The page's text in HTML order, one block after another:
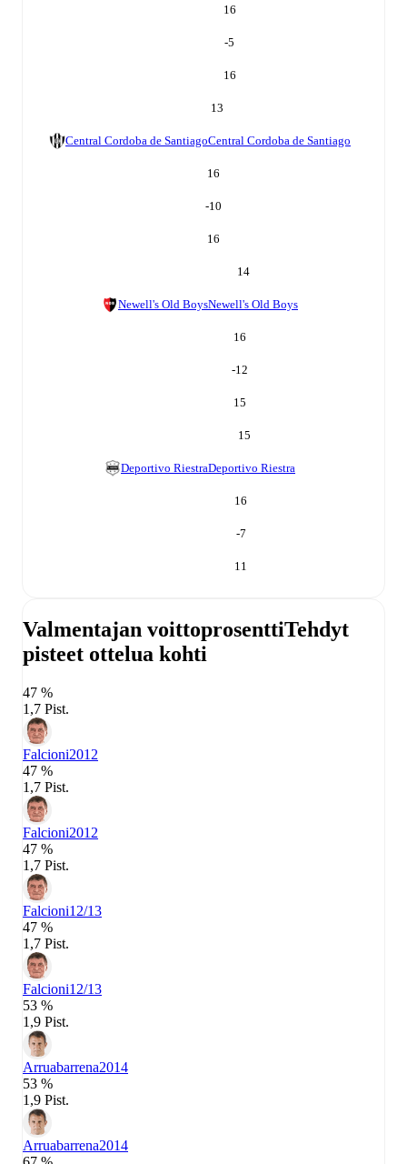
16
-5
16
13
Central Cordoba de SantiagoCentral Cordoba de Santiago
16
-10
16
14
Newell's Old BoysNewell's Old Boys
16
-12
15
15
Deportivo RiestraDeportivo Riestra
16
-7
11
Valmentajan voittoprosenttiTehdyt
pisteet ottelua kohti
47 %
1,7 Pist.
Falcioni2012
47 %
1,7 Pist.
Falcioni2012
47 %
1,7 Pist.
Falcioni12/13
47 %
1,7 Pist.
Falcioni12/13
53 %
1,9 Pist.
Arruabarrena2014
53 %
1,9 Pist.
Arruabarrena2014